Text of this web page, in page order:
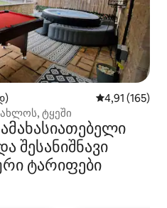
საშუალო
4,91 (165)
ტყეში
შესანიშნავი
ტარიფები